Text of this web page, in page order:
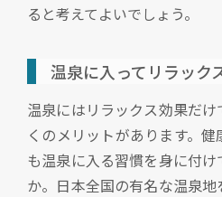
ると考えてよいでしょう。
温泉に入ってリラック
温泉にはリラックス効果だ
くのメリットがあります。
も温泉に入る習慣を身に付
か。日本全国の有名な温泉地